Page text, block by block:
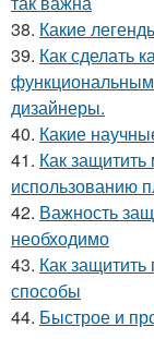
38. Какие
39. Как сделать
дизайнеры.
40. Какие
41. Как
использованию
42. Важность
необходимо
43. Как
способы
44. Быстрое и